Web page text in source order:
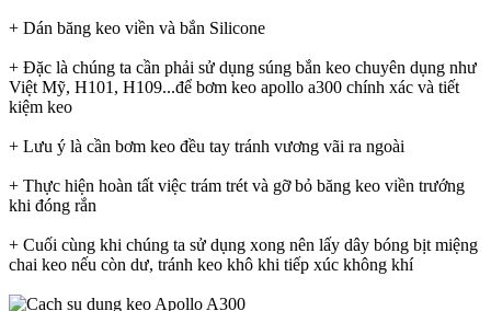
+ Dán băng keo viền và bắn Silicone
+ Đặc là chúng ta cần phải sử dụng súng bắn keo chuyên dụng như
Việt Mỹ, H101, H109...để bơm keo apollo a300 chính xác và tiết
kiệm keo
+ Lưu ý là cần bơm keo đều tay tránh vương vãi ra ngoài
+ Thực hiện hoàn tất việc trám trét và gỡ bỏ băng keo viền trướng
khi đóng rắn
+ Cuối cùng khi chúng ta sử dụng xong nên lấy dây bóng bịt miệng
chai keo nếu còn dư, tránh keo khô khi tiếp xúc không khí